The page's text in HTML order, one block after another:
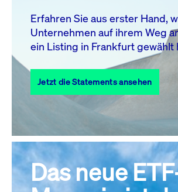
10 11 13 14
17
18 19 20 21
27 28
31
Alle Events
Erfahren Sie aus erster Hand,
Unternehmen auf ihrem Weg
ein Listing in Frankfurt gewählt
Jetzt die Statements ansehen
Das neue